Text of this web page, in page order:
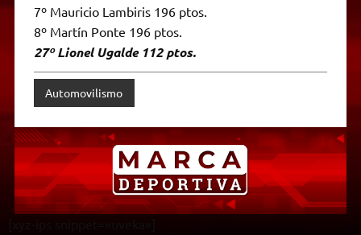
7º Mauricio Lambiris 196 ptos.
8º Martín Ponte 196 ptos.
27º Lionel Ugalde 112 ptos.
Automovilismo